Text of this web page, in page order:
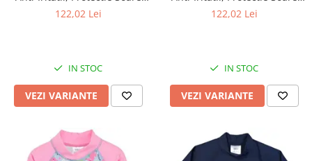
UPF50+, Floral Pink, Diverse
122,02 Lei
IN STOC
VEZI VARIANTE
UPF50+, Floral Mint, Diverse
122,02 Lei
IN STOC
VEZI VARIANTE